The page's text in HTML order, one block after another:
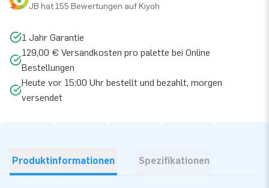
JB hat 155 Bewertungen auf Kiyoh
1 Jahr Garantie
129,00 € Versandkosten pro palette bei Online
Bestellungen
Heute vor 15:00 Uhr bestellt und bezahlt, morgen
versendet
Produktinformationen Spezifikationen